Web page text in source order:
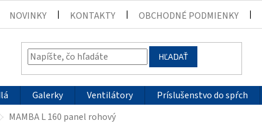
NOVINKY KONTAKTY OBCHODNÉ PODMIENKY
HĽADAŤ
Galerky Ventilátory Príslušenstvo do spŕch
MAMBA L 160 panel rohový